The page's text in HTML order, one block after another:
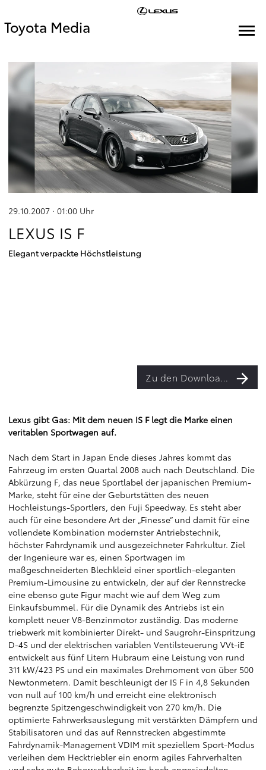
Toyota Media
29.10.2007 · 01:00 Uhr
LEXUS IS F
Elegant verpackte Höchstleistung
Zu den Downloads
Lexus gibt Gas: Mit dem neuen IS F legt die Marke einen
veritablen Sportwagen auf.
Nach dem Start in Japan Ende dieses Jahres kommt das
Fahrzeug im ersten Quartal 2008 auch nach Deutschland. Die
Abkürzung F, das neue Sportlabel der japanischen Premium-
Marke, steht für eine der Geburtstätten des neuen
Hochleistungs-Sportlers, den Fuji Speedway. Es steht aber
auch für eine besondere Art der „Finesse“ und damit für eine
vollendete Kombination modernster Antriebstechnik,
höchster Fahrdynamik und ausgezeichneter Fahrkultur. Ziel
der Ingenieure war es, einen Sportwagen im
maßgeschneiderten Blechkleid einer sportlich-eleganten
Premium-Limousine zu entwickeln, der auf der Rennstrecke
eine ebenso gute Figur macht wie auf dem Weg zum
Einkaufsbummel. Für die Dynamik des Antriebs ist ein
komplett neuer V8-Benzinmotor zuständig. Das moderne
triebwerk mit kombinierter Direkt- und Saugrohr-Einspritzung
D-4S und der elektrischen variablen Ventilsteuerung VVt-iE
entwickelt aus fünf Litern Hubraum eine Leistung von rund
311 kW/423 PS und ein maximales Drehmoment von über 500
Newtonmetern. Damit beschleunigt der IS F in 4,8 Sekunden
von null auf 100 km/h und erreicht eine elektronisch
begrenzte Spitzengeschwindigkeit von 270 km/h. Die
optimierte Fahrwerksauslegung mit verstärkten Dämpfern und
Stabilisatoren und das auf Rennstrecken abgestimmte
Fahrdynamik-Management VDIM mit speziellem Sport-Modus
verleihen dem Hecktriebler ein enorm agiles Fahrverhalten